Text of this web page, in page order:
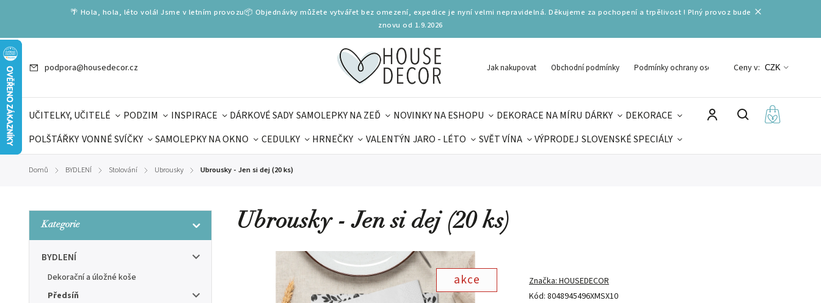
🌴 Hola, hola, léto volá! Jsme v letním provozu📦 Objednávky můžete vytvářet bez omezení, expedice je nyní velmi nepravidelná. Děkujeme za pochopení a trpělivost ! Plný provoz bude
znovu od 1.9.2026
podpora@housedecor.cz Jak nakupovat Obchodní podmínky Podmínky ochrany osobních údajů
Ceny v: CZK
UČITELKY, UČITELÉ PODZIM INSPIRACE DÁRKOVÉ SADY SAMOLEPKY NA ZEĎ NOVINKY NA ESHOPU DEKORACE NA MÍRU DÁRKY
DEKORACE
POLŠTÁŘKY VONNÉ SVÍČKY SAMOLEPKY NA OKNO CEDULKY HRNEČKY VALENTÝN JARO - LÉTO SVĚT VÍNA VÝPRODEJ SLOVENSKÉ SPECIÁLY
DÁRKOVÉ VOUCHERY
Domů / BYDLENÍ / Stolování / Ubrousky / Ubrousky - Jen si dej (20 ks)
Kategorie
BYDLENÍ
Dekorační a úložné koše
Předsíň
Ubrousky - Jen si dej (20 ks)
akce
Kód: 8048945496XMSX10
Značka:HOUSEDECOR